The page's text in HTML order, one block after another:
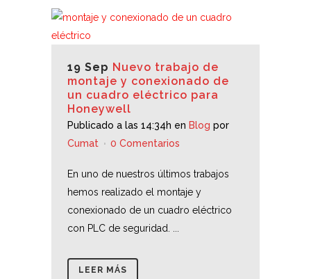
19 Sep Nuevo trabajo de
montaje y conexionado de
un cuadro eléctrico para
Honeywell
Publicado a las 14:34h en Blog por
Cumat
0 Comentarios
En uno de nuestros últimos trabajos
hemos realizado el montaje y
conexionado de un cuadro eléctrico
con PLC de seguridad. ...
LEER MÁS